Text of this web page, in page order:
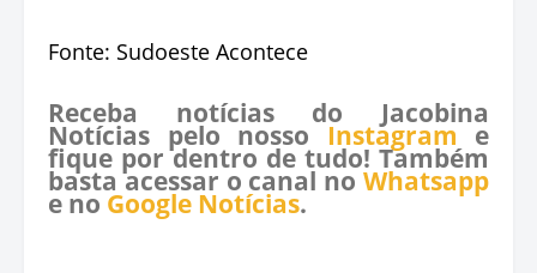
Fonte: Sudoeste Acontece
Receba notícias do Jacobina
Notícias pelo nosso Instagram e
fique por dentro de tudo! Também
basta acessar o canal no Whatsapp
e no Google Notícias.